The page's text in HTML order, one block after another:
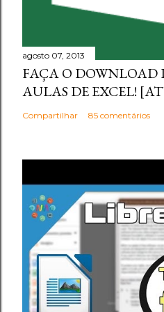
agosto 07, 2013
FAÇA O DOWNLOAD
AULAS DE EXCEL!
Compartilhar 85 comentários